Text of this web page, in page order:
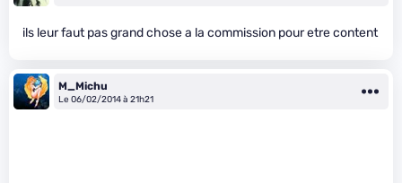
ils leur faut pas grand chose a la commission pour etre content
M_Michu
Le 06/02/2014 à 21h21